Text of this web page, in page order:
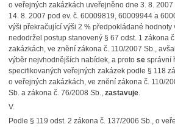
o veřejných zakázkách uveřejněno dne 3. 8.
14. 8. 2007 pod ev. č. 60009819, 60009944 a
výši překračující výši 2 % předpokládané hodnoty
nedodržel postup stanovený § 67 odst. 1 zákona
zakázkách, ve znění zákona č. 110/2007 Sb.,
výběr nejvhodnějších nabídek, a proto sesprávní
specifikovaných veřejných zakázek podle § 118
o veřejných zakázkách, ve znění zákona č. 110/
Sb. a zákona č. 76/2008 Sb., zastavuje.
V.
Podle § 119 odst. 2 zákona č. 137/2006 Sb., o